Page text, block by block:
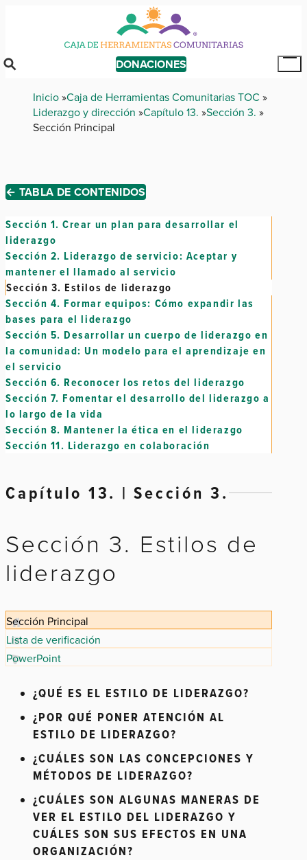
content
DONACIONES
Breadcrumb
Inicio Caja de Herramientas Comunitarias TOC
Liderazgo y dirección Capítulo 13. Sección 3.
Sección Principal
← TABLA DE CONTENIDOS
Sección 1. Crear un plan para desarrollar el
liderazgo
Sección 2. Liderazgo de servicio: Aceptar y
mantener el llamado al servicio
Sección 3. Estilos de liderazgo
Sección 4. Formar equipos: Cómo expandir las
bases para el liderazgo
Sección 5. Desarrollar un cuerpo de liderazgo en
la comunidad: Un modelo para el aprendizaje en
el servicio
Sección 6. Reconocer los retos del liderazgo
Sección 7. Fomentar el desarrollo del liderazgo a
lo largo de la vida
Sección 8. Mantener la ética en el liderazgo
Sección 11. Liderazgo en colaboración
Capítulo 13. | Sección 3.
Sección 3. Estilos de
liderazgo
Sección Principal
Lista de verificación
PowerPoint
¿QUÉ ES EL ESTILO DE LIDERAZGO?
¿POR QUÉ PONER ATENCIÓN AL
ESTILO DE LIDERAZGO?
¿CUÁLES SON LAS CONCEPCIONES Y
MÉTODOS DE LIDERAZGO?
¿CUÁLES SON ALGUNAS MANERAS DE
VER EL ESTILO DEL LIDERAZGO Y
CUÁLES SON SUS EFECTOS EN UNA
ORGANIZACIÓN?